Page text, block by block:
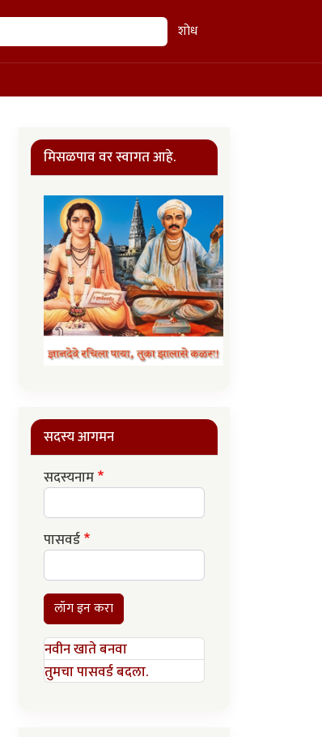
शोध
मिसळपाव वर स्वागत आहे.
सदस्य आगमन
सदस्यनाम
पासवर्ड
लॉग इन करा
नवीन खाते बनवा
तुमचा पासवर्ड बदला.